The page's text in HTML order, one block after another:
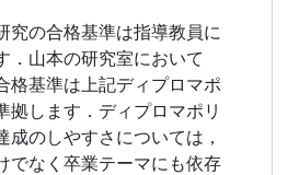
究の合格基準は指導教員に
．山本の研究室において
格基準は上記ディプロマポ
拠します．ディプロマポリ
成のしやすさについては，
でなく卒業テーマにも依存